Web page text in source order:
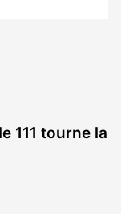
111 tourne la